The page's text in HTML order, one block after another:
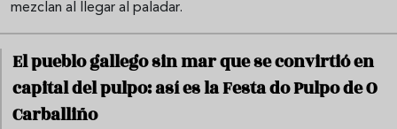
mezclan al llegar al paladar.
El pueblo gallego sin mar que se convirtió en
capital del pulpo: así es la Festa do Pulpo de O
Carballiño